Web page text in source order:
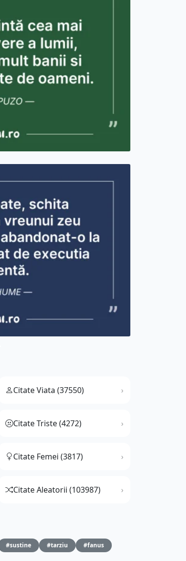
Citate Viata (37550)
Citate Triste (4272)
Citate Femei (3817)
Citate Aleatorii (103987)
#sustine #tarziu
#fanus